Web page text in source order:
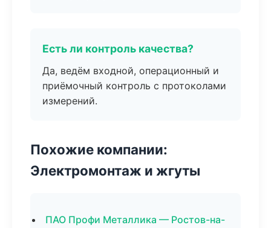
Есть ли контроль качества?
Да, ведём входной, операционный и
приёмочный контроль с протоколами
измерений.
Похожие компании:
Электромонтаж и жгуты
ПАО Профи Металлика — Ростов-на-